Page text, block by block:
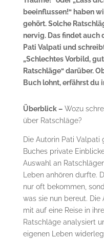
beeinflussen!“ haben
gehört. Solche
nervig. Das findet auch
Pati Valpati und
„Schlechtes Vorbild,
Ratschläge“ darüber.
Buch lohnt, erfährst du
Überblick–Wozu
über Ratschläge?
Die Autorin Pati
Buches private
Auswahl an
Leben anhören durfte.
nur oft bekommen,
was sie nun bereut.
mit auf eine Reise in
Ratschläge analysiert
eigenen Leben